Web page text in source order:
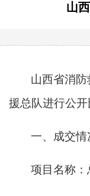
山
山西省消
援总队进行公
一、成交情
项目名称